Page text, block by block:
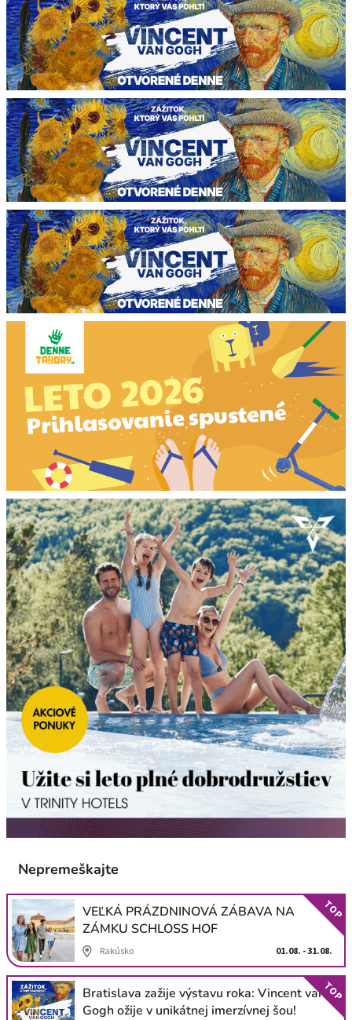
Nepremeškajte
VEĽKÁ PRÁZDNINOVÁ ZÁBAVA NA
ZÁMKU SCHLOSS HOF
Rakúsko 01.08. - 31.08.
TOP
Bratislava zažije výstavu roka: Vincent van
Gogh ožije v unikátnej imerzívnej šou!
TOP